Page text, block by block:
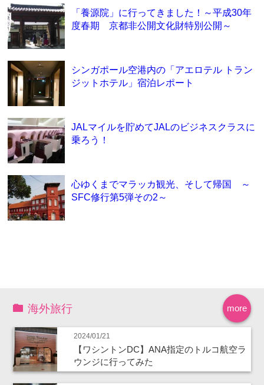
「養源院」に行ってきました！～平成30年
度春期 京都非公開文化財特別公開～
シンガポール空港内の「アエロテル トラン
ジットホテル」宿泊レポート
JALマイルを貯めてJALのビジネスクラスに
乗ろう！
心ゆくまでマラッカ観光、そして帰国 ～
SFC修行第5弾その2～
more
海外旅行
2024/01/21
【ワシントンDC】ANA指定のトルコ航空ラ
ウンジに行ってみた